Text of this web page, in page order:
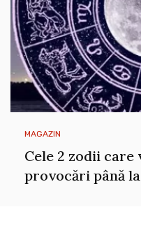
MAGAZIN
Cele 2 zodii
provocări până